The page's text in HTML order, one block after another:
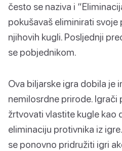
često se naziva i
pokušavaš eliminirati
njihovih kugli. Posljednji
se pobjednikom.
Ova biljarske igra dobila je
nemilosrdne prirode. Igrači
žrtvovati vlastite kugle kao
eliminaciju protivnika iz
se ponovno pridružiti igri